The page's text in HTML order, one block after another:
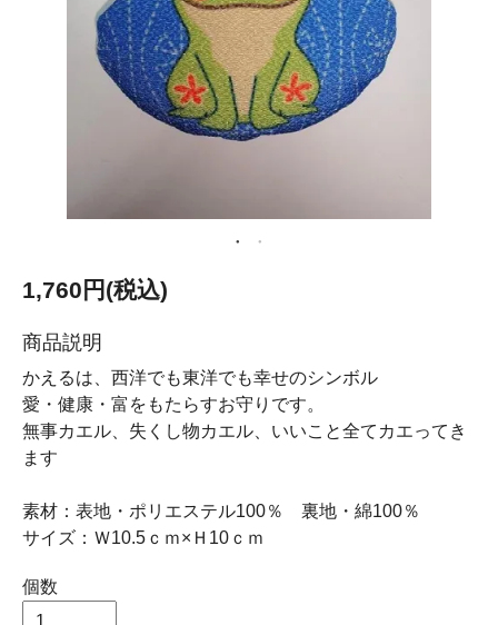
1,760円(税込)
商品説明
かえるは、西洋でも東洋でも幸せのシンボル
愛・健康・富をもたらすお守りです。
無事カエル、失くし物カエル、いいこと全てカエってき
ます
素材：表地・ポリエステル100％ 裏地・綿100％
サイズ：Ｗ10.5ｃｍ×Ｈ10ｃｍ
個数